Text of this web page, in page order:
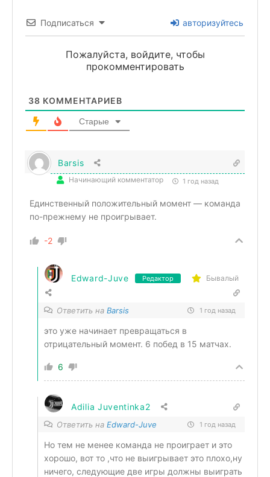
Подписаться авторизуйтесь
Пожалуйста, войдите, чтобы
прокомментировать
38 КОММЕНТАРИЕВ
Старые
Barsis
Начинающий комментатор 1 год назад
Единственный положительный момент — команда
по-прежнему не проигрывает.
-2
Edward-Juve Редактор Бывалый
Ответить на Barsis 1 год назад
это уже начинает превращаться в
отрицательный момент. 6 побед в 15 матчах.
6
Adilia Juventinka2
Ответить на Edward-Juve 1 год назад
Но тем не менее команда не проиграет и это
хорошо, вот то ,что не выигрывает это плохо,ну
ничего, следующие две игры должны выиграть